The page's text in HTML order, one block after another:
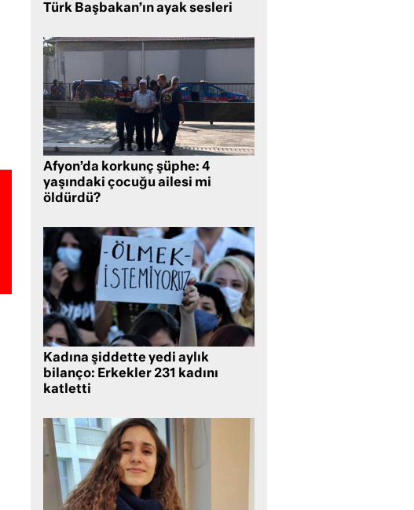
Türk Başbakan’ın ayak sesleri
Afyon’da korkunç şüphe: 4
yaşındaki çocuğu ailesi mi
öldürdü?
Kadına şiddette yedi aylık
bilanço: Erkekler 231 kadını
katletti